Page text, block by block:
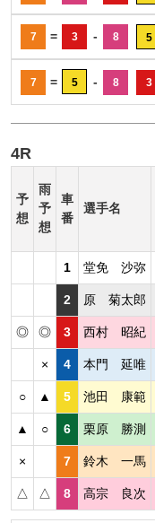
7 = 3 - 8 5
7 = 5 - 8 3
4R
予
想
雨
予
想
車
番
選手名
1 堂免 沙弥
2 原 菊太郎
◎ ◎ 3 西村 昭紀
× 4 本門 延唯
○ ▲ 5 池田 康範
▲ ○ 6 栗原 勝測
× 7 鈴木 一馬
△ △ 8 高宗 良次